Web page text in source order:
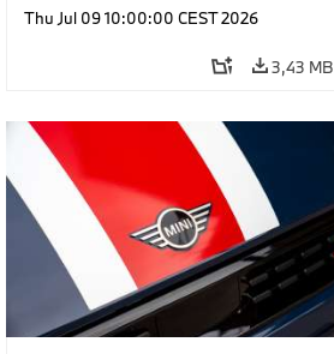
Thu Jul 09 10:00:00 CEST 2026
3,43 MB